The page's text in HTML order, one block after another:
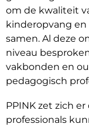
om de kwaliteit
kinderopvang
samen. Al deze
niveau
vakbonden en
pedagogisch
PPINK zet zich
professionals